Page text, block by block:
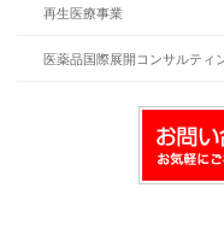
再生医療事業
医薬品国際展開コンサルティ